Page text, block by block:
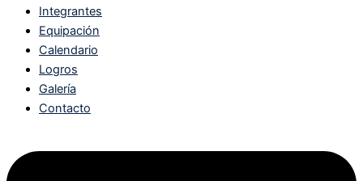
Integrantes
Equipación
Calendario
Logros
Galería
Contacto